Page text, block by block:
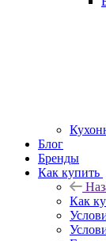
Блог
Бренды
Как купить
Как